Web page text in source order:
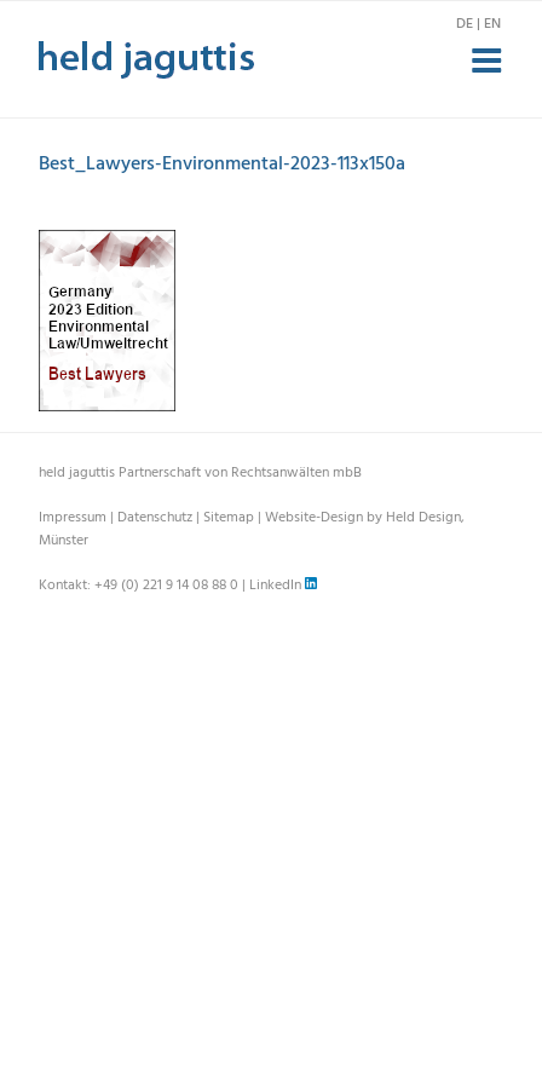
Inhalt
springen
DE | EN
Best_Lawyers-Environmental-2023-113x150a
held jaguttis Partnerschaft von Rechtsanwälten mbB
Impressum | Datenschutz | Sitemap | Website-Design by Held Design,
Münster
Kontakt: +49 (0) 221 9 14 08 88 0 | LinkedIn